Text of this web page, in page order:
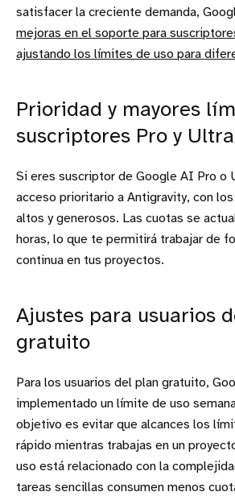
satisfacer la creciente demanda,
mejoras en el soporte para
ajustando los límites de uso para
Prioridad y mayores
suscriptores Pro y Ultra
Si eres suscriptor de Google AI Pro o
acceso prioritario a Antigravity, con
altos y generosos. Las cuotas se
horas, lo que te permitirá trabajar de
continua en tus proyectos.
Ajustes para usuarios
gratuito
Para los usuarios del plan gratuito,
implementado un límite de uso
objetivo es evitar que alcances los
rápido mientras trabajas en un
uso está relacionado con la
tareas sencillas consumen menos